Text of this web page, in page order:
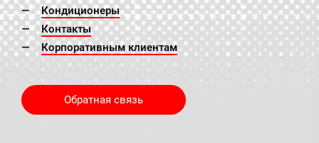
Кондиционеры
Контакты
Корпоративным клиентам
Обратная связь